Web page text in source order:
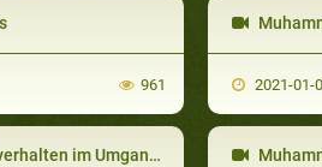
961 2021-01-
Umgang mit Menschen